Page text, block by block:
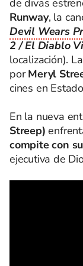
de divas
Runway, la
Devil Wears
2 / El Diablo
localización).
porMeryl
cines en
En la nueva
Streep)
compite con
ejecutiva de